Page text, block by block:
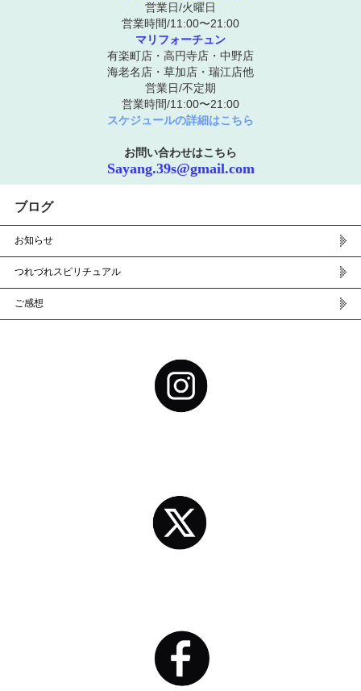
営業日/火曜日
営業時間/11:00〜21:00
マリフォーチュン
有楽町店・高円寺店・中野店
海老名店・草加店・瑞江店他
営業日/不定期
営業時間/11:00〜21:00
スケジュールの詳細はこちら
お問い合わせはこちら
Sayang.39s@gmail.com
ブログ
お知らせ
つれづれスピリチュアル
ご感想